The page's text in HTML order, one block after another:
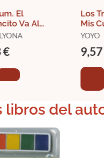
El
Va Al
€
Los
Mis
YOYO
libros del